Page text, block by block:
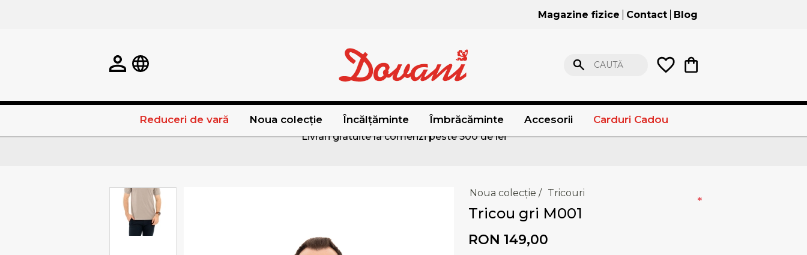
Magazine fizice Contact Blog
CAUTĂ
Reduceri de vară Noua colecție Încălțăminte Îmbrăcăminte Accesorii Carduri Cadou
Livrari gratuite la comenzi peste 500 de lei
Noua colecție / Tricouri
Tricou gri M001
RON 149,00
*